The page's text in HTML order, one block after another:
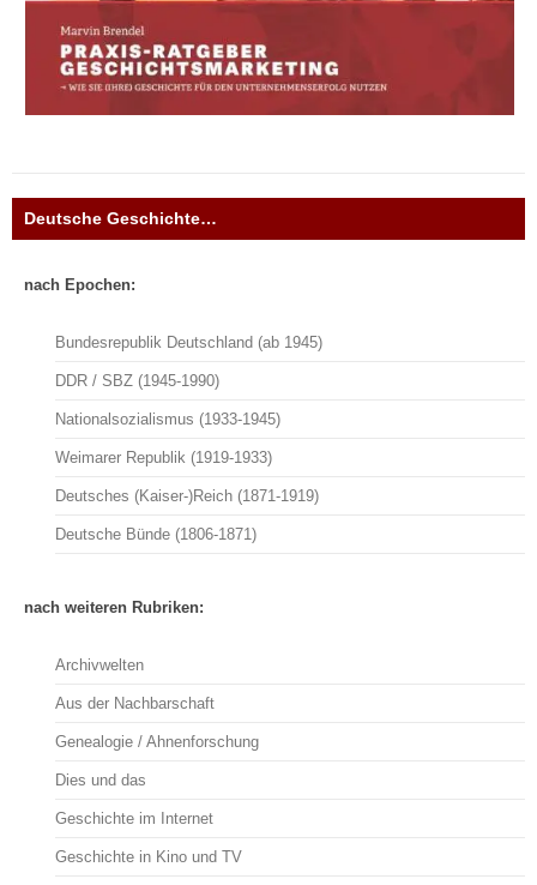
Deutsche Geschichte…
nach Epochen:
Bundesrepublik Deutschland (ab 1945)
DDR / SBZ (1945-1990)
Nationalsozialismus (1933-1945)
Weimarer Republik (1919-1933)
Deutsches (Kaiser-)Reich (1871-1919)
Deutsche Bünde (1806-1871)
nach weiteren Rubriken:
Archivwelten
Aus der Nachbarschaft
Genealogie / Ahnenforschung
Dies und das
Geschichte im Internet
Geschichte in Kino und TV